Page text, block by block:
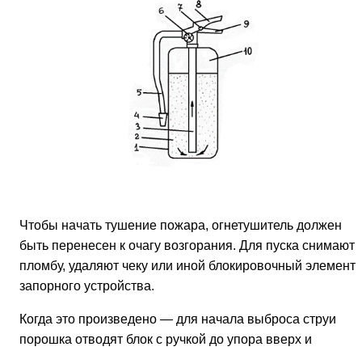
Чтобы начать тушение пожара, огнетушитель должен
быть перенесен к очагу возгорания. Для пуска снимают
пломбу, удаляют чеку или иной блокировочный элемент
запорного устройства.
Когда это произведено — для начала выброса струи
порошка отводят блок с ручкой до упора вверх и